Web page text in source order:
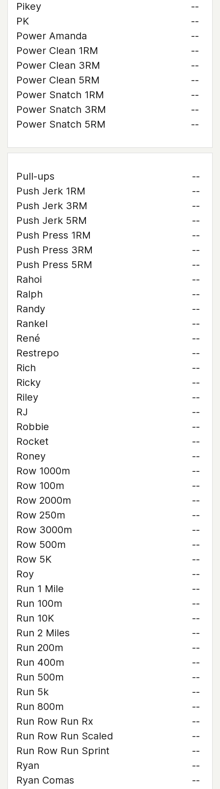
Pikey
--
PK
--
Power Amanda
--
Power Clean 1RM
--
Power Clean 3RM
--
Power Clean 5RM
--
Power Snatch 1RM
--
Power Snatch 3RM
--
Power Snatch 5RM
--
Pull-ups
--
Push Jerk 1RM
--
Push Jerk 3RM
--
Push Jerk 5RM
--
Push Press 1RM
--
Push Press 3RM
--
Push Press 5RM
--
Rahoi
--
Ralph
--
Randy
--
Rankel
--
René
--
Restrepo
--
Rich
--
Ricky
--
Riley
--
RJ
--
Robbie
--
Rocket
--
Roney
--
Row 1000m
--
Row 100m
--
Row 2000m
--
Row 250m
--
Row 3000m
--
Row 500m
--
Row 5K
--
Roy
--
Run 1 Mile
--
Run 100m
--
Run 10K
--
Run 2 Miles
--
Run 200m
--
Run 400m
--
Run 500m
--
Run 5k
--
Run 800m
--
Run Row Run Rx
--
Run Row Run Scaled
--
Run Row Run Sprint
--
Ryan
--
Ryan Comas
--